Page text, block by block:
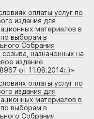
оплаты услуг по
издания для
материалов в
выборам в
Собрания
назначенных на
издание
от 11.08.2014г.)»
оплаты услуг по
издания для
материалов в
выборам в
Собрания